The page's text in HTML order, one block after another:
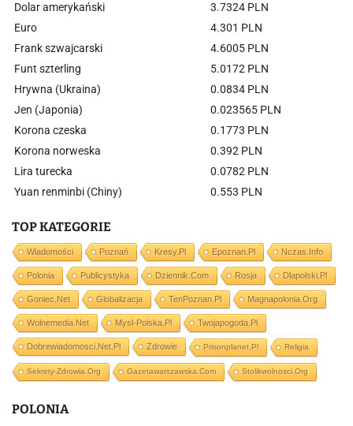
Dolar amerykański
3.7324 PLN
Euro
4.301 PLN
Frank szwajcarski
4.6005 PLN
Funt szterling
5.0172 PLN
Hrywna (Ukraina)
0.0834 PLN
Jen (Japonia)
0.023565 PLN
Korona czeska
0.1773 PLN
Korona norweska
0.392 PLN
Lira turecka
0.0782 PLN
Yuan renminbi (Chiny)
0.553 PLN
TOP KATEGORIE
Wiadomości Poznań Kresy.pl Epoznan.pl Nczas.info
Polonia Publicystyka Dziennik.com Rosja Dlapolski.pl
Goniec.net Globalizacja TenPoznan.pl Magnapolonia.org
Wolnemedia.net Mysl-Polska.pl Twojapogoda.pl
Dobrewiadomosci.net.pl Zdrowie Prisonplanet.pl Religia
Sekrety-Zdrowia.org Gazetawarszawska.com Stolikwolnosci.org
POLONIA